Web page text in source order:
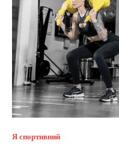
Я спортивний